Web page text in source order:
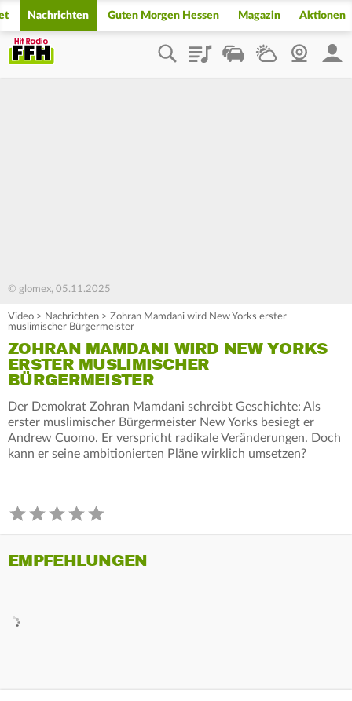
Nachrichten Guten Morgen Hessen Magazin Aktionen
PlaylistStaupilotWetterWebcam
© glomex, 05.11.2025
Video > Nachrichten > Zohran Mamdani wird New Yorks erster
muslimischer Bürgermeister
ZOHRAN MAMDANI WIRD NEW YORKS
ERSTER MUSLIMISCHER
BÜRGERMEISTER
Der Demokrat Zohran Mamdani schreibt Geschichte: Als
erster muslimischer Bürgermeister New Yorks besiegt er
Andrew Cuomo. Er verspricht radikale Veränderungen. Doch
kann er seine ambitionierten Pläne wirklich umsetzen?
EMPFEHLUNGEN